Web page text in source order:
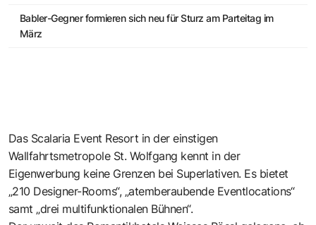
Babler-Gegner formieren sich neu für Sturz am Parteitag im
März
Das Scalaria Event Resort in der einstigen
Wallfahrtsmetropole St. Wolfgang kennt in der
Eigenwerbung keine Grenzen bei Superlativen. Es bietet
„210 Designer-Rooms“, „atemberaubende Eventlocations“
samt „drei multifunktionalen Bühnen“.